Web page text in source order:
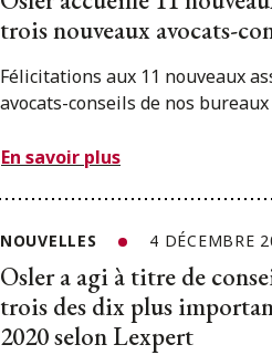
trois nouveaux avocats-
Félicitations aux 11 nouveaux
avocats-conseils de nos
En savoir plus
NOUVELLES 4 DÉCEMBRE
Osler a agi à titre de
trois des dix plus
2020 selon Lexpert